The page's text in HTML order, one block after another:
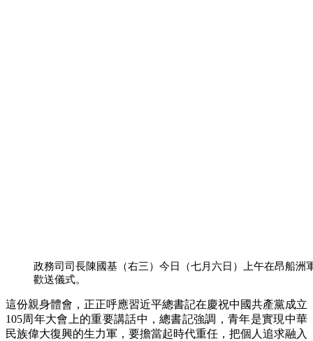
政務司司長陳國基（右三）今日（七月六日）上午在昂船洲
歡送儀式。
這份親身體會，正正呼應習近平總書記在慶祝中國共產黨成立
105周年大會上的重要講話中，總書記強調，青年是實現中華
民族偉大復興的生力軍，要擔當起時代重任，把個人追求融入